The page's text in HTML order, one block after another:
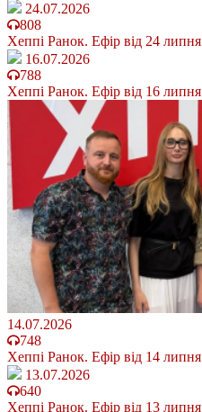
24.07.2026
808
Хеппі Ранок. Ефір від 24 липня
16.07.2026
788
Хеппі Ранок. Ефір від 16 липня
14.07.2026
748
Хеппі Ранок. Ефір від 14 липня
13.07.2026
640
Хеппі Ранок. Ефір від 13 липня